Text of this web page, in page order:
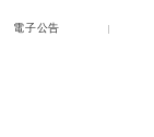
電子公告